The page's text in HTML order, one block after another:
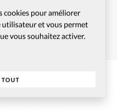
cookies pour améliorer
utilisateur et vous permet
vous souhaitez activer.
TOUT
Aujourd’hui –
2011